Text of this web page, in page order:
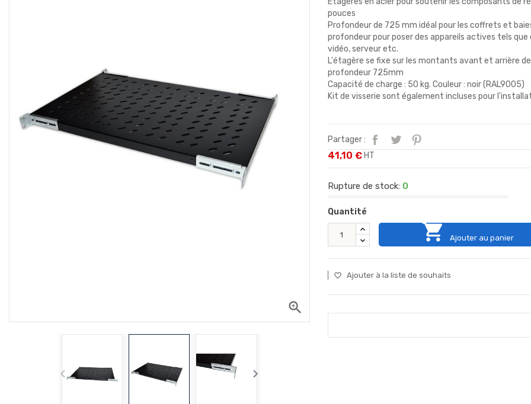
zoom_in
 
pouces
Profondeur de 725 mm idéal pour les coffrets et
profondeur pour poser des appareils actives tels
vidéo, serveur etc.
L'étagère se fixe sur les montants avant et arrière
profondeur 725mm
Capacité de charge : 50 kg. Couleur : noir (RAL9005)
Kit de visserie sont également incluses pour
Partager :
41,10 €HT
Rupture de stock: 0
Quantité
 Ajouter au panier
favorite_border Ajouter à la liste de souhaits